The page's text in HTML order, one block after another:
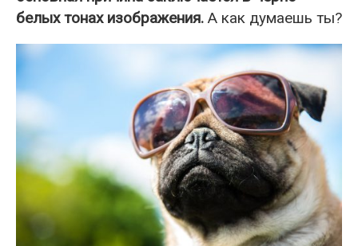
белых тонах изображения. А как думаешь ты?